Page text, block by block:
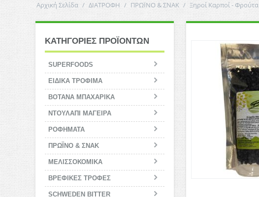
Αρχική Σελίδα / ΔΙΑΤΡΟΦΗ / ΠΡΩΪΝΟ & ΣΝΑΚ / Ξηροί Καρποί - Φρούτα
ΚΑΤΗΓΟΡΙΕΣ ΠΡΟΪΟΝΤΩΝ
SUPERFOODS
ΕΙΔΙΚΑ ΤΡΟΦΙΜΑ
ΒΟΤΑΝΑ ΜΠΑΧΑΡΙΚΑ
ΝΤΟΥΛΑΠΙ ΜΑΓΕΙΡΑ
ΡΟΦΗΜΑΤΑ
ΠΡΩΪΝΟ & ΣΝΑΚ
ΜΕΛΙΣΣΟΚΟΜΙΚΑ
BΡΕΦΙΚΕΣ ΤΡΟΦΕΣ
SCHWEDEN BITTER